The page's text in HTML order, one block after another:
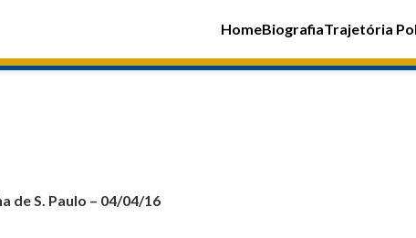
HomeBiografiaTrajetória
de S. Paulo – 04/04/16